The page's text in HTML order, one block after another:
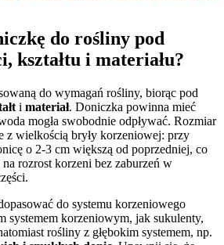
do rośliny pod
kształtu i materiału?
do wymagań rośliny, biorąc pod
i materiał. Doniczka powinna mieć
mogła swobodnie odpływać. Rozmiar
z wielkością bryły korzeniowej: przy
o 2-3 cm większą od poprzedniej, co
rozrost korzeni bez zaburzeń w
do systemu korzeniowego
systemem korzeniowym, jak sukulenty,
rośliny z głębokim systemem, np.